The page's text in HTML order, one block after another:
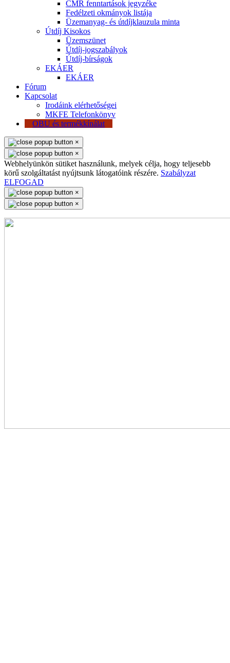
CMR fenntartások jegyzéke
Fedélzeti okmányok listája
Üzemanyag- és útdíjklauzula minta
Útdíj Kisokos
Üzemszünet
Útdíj-jogszabályok
Útdíj-bírságok
EKÁER
EKÁER
Fórum
Kapcsolat
Irodáink elérhetőségei
MKFE Telefonkönyv
OBU és termékkínálat
×
×
Webhelyünkön sütiket használunk, melyek célja, hogy teljesebb
körű szolgáltatást nyújtsunk látogatóink részére. Szabályzat
ELFOGAD
×
×